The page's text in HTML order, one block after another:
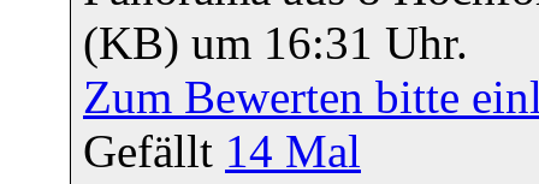
(KB) um 16:31 Uhr.
Zum Bewerten bitte
Gefällt 14 Mal